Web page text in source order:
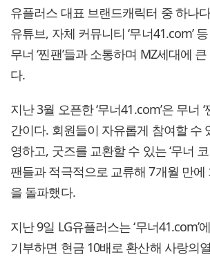
유플러스 대표 브랜드캐릭터 중 하나
유튜브, 자체 커뮤니티 ‘무너41.com’
무너 ‘찐팬’들과 소통하며 MZ세대에
다.
지난 3월 오픈한 ‘무너41.com’은 무너
간이다. 회원들이 자유롭게 참여할 수
영하고, 굿즈를 교환할 수 있는 ‘무너
팬들과 적극적으로 교류해 7개월 만에
을 돌파했다.
지난 9일 LG유플러스는 ‘무너41.com’
기부하면 현금 10배로 환산해 사랑의